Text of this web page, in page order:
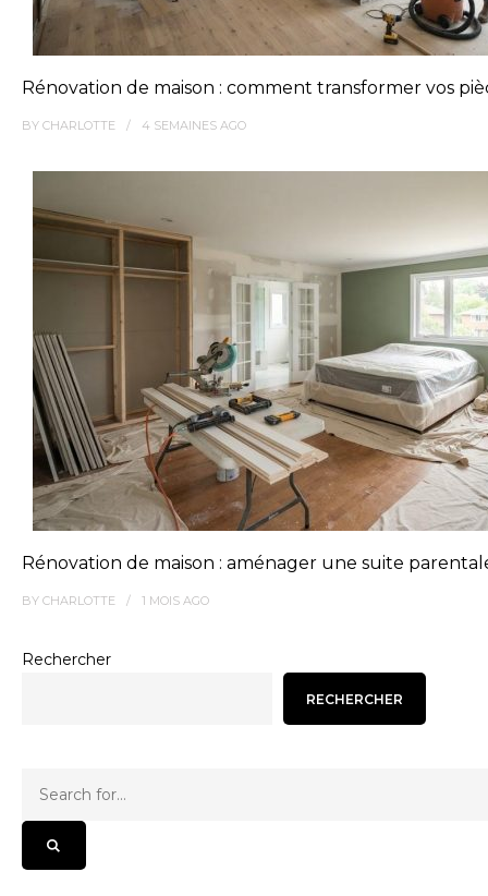
Rénovation de maison : comment transformer vos
BY CHARLOTTE 4 SEMAINES AGO
Rénovation de maison : aménager une suite
BY CHARLOTTE 1 MOIS AGO
Rechercher
RECHERCHER